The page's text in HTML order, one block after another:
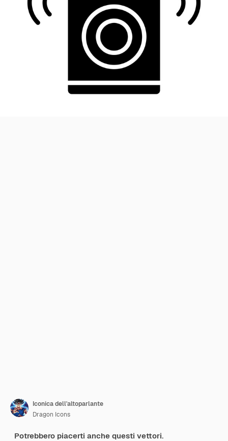
Iconica dell'altoparlante
Dragon Icons
Potrebbero piacerti anche questi vettori.